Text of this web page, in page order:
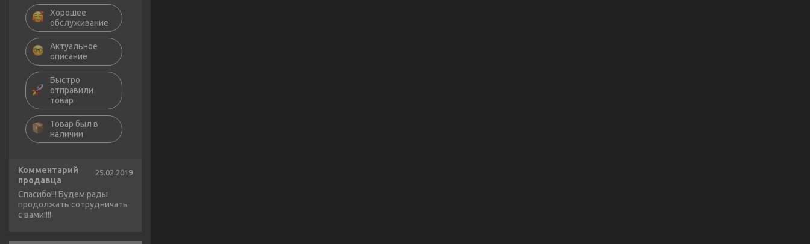
Хорошее
обслуживание
Актуальное
описание
Быстро
отправили
товар
Товар был в
наличии
Комментарий
продавца
25.02.2019
Спасибо!!! Будем рады
продолжать сотрудничать
с вами!!!!